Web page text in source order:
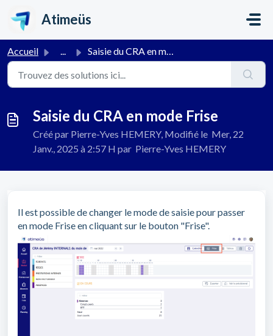
Atimeüs
Accueil ... Saisie du CRA en mode Frise
Saisie du CRA en mode Frise
Créé par Pierre-Yves HEMERY, Modifié le Mer, 22
Janv., 2025 à 2:57 H par Pierre-Yves HEMERY
Il est possible de changer le mode de saisie pour passer
en mode Frise en cliquant sur le bouton "Frise".